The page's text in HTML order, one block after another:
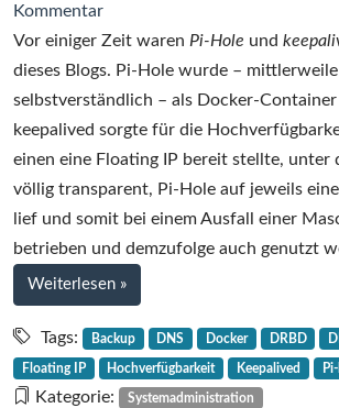
Kommentarzu
Dockerized
Pi-
Hole
hochverfügbar
mit
keepalived
und
DRBD,
Teil
1
Vor einiger Zeit waren Pi-Hole und
dieses Blogs. Pi-Hole wurde –
selbstverständlich – als Docker-
keepalived sorgte für die
einen eine Floating IP bereit stellte, unter
völlig transparent, Pi-Hole auf jeweils
lief und somit bei einem Ausfall einer
betrieben und demzufolge auch genutzt
Weiterlesen bei
Dockerized
Pi-
Hole
hochverfügbar
»
Tags: Backup DNS Docker DRBD
Floating IP Hochverfügbarkeit Keepalived
Kategorie: Systemadministration